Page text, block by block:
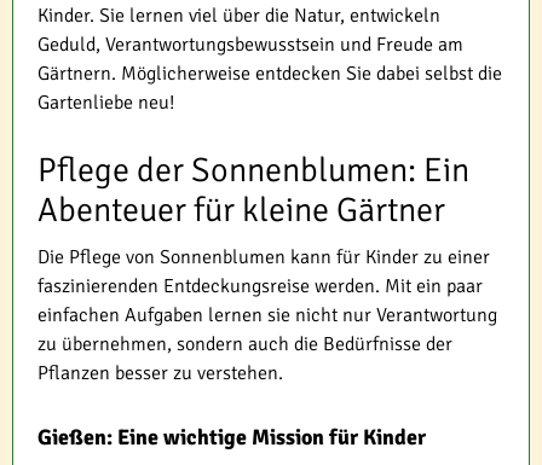
Kinder. Sie lernen viel über die Natur, entwickeln
Geduld, Verantwortungsbewusstsein und Freude am
Gärtnern. Möglicherweise entdecken Sie dabei selbst die
Gartenliebe neu!
Pflege der Sonnenblumen: Ein
Abenteuer für kleine Gärtner
Die Pflege von Sonnenblumen kann für Kinder zu einer
faszinierenden Entdeckungsreise werden. Mit ein paar
einfachen Aufgaben lernen sie nicht nur Verantwortung
zu übernehmen, sondern auch die Bedürfnisse der
Pflanzen besser zu verstehen.
Gießen: Eine wichtige Mission für Kinder